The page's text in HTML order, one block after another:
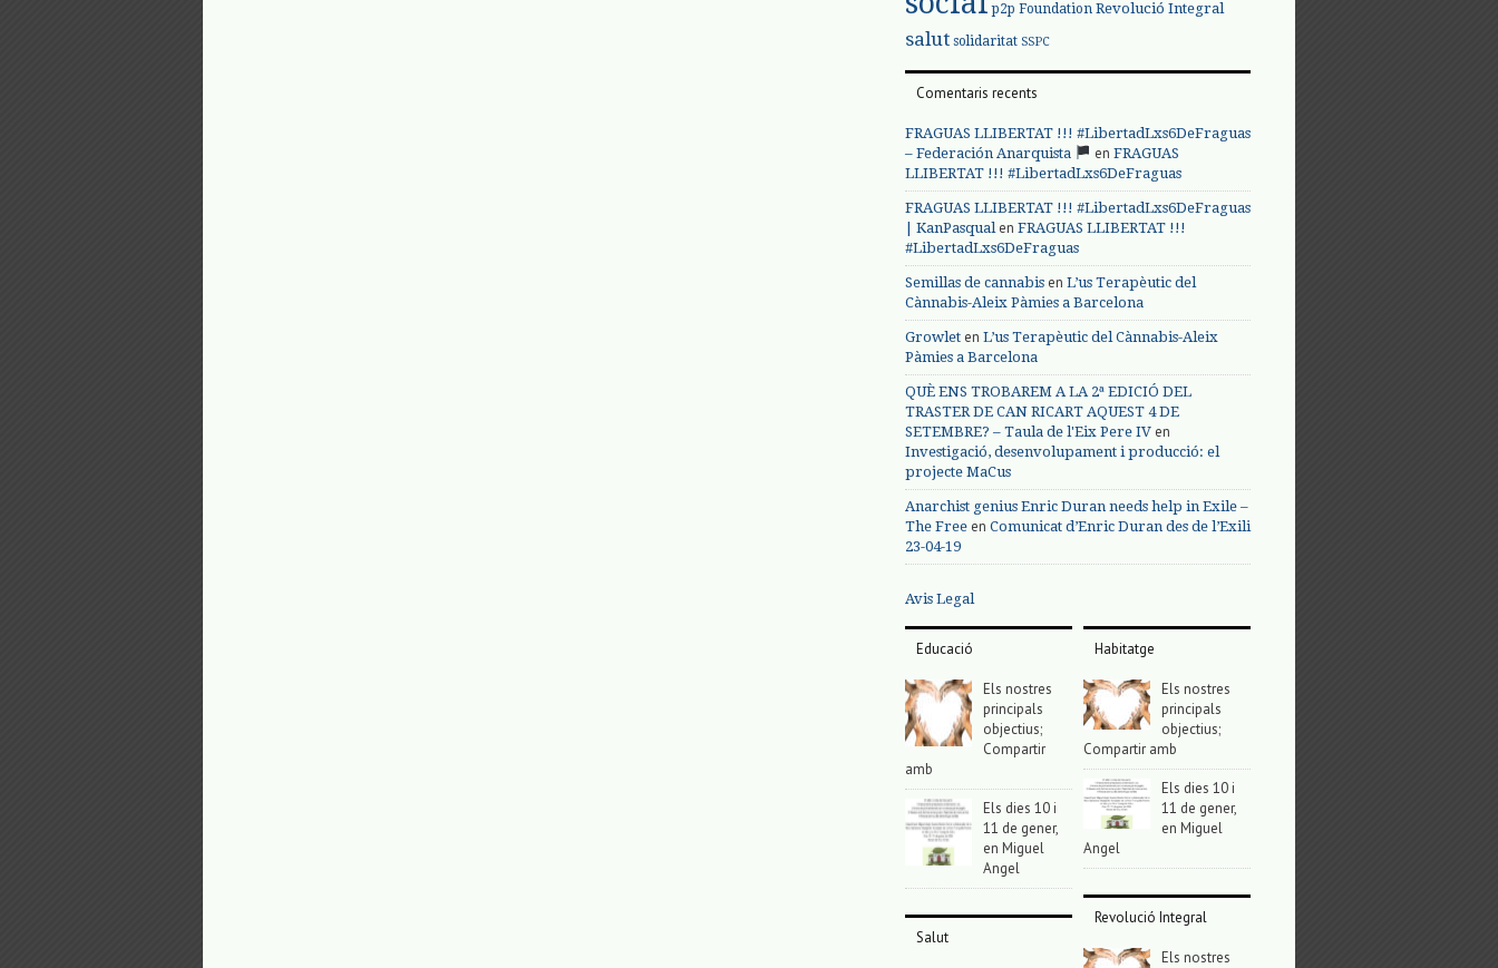
p2p Foundation Revolució Integral
salut solidaritat SSPC
Comentaris recents
FRAGUAS LLIBERTAT !!! #LibertadLxs6DeFraguas
– Federación Anarquista
en FRAGUAS
LLIBERTAT !!! #LibertadLxs6DeFraguas
FRAGUAS LLIBERTAT !!! #LibertadLxs6DeFraguas
| KanPasqualen FRAGUAS LLIBERTAT !!!
#LibertadLxs6DeFraguas
Semillas de cannabis en L’us Terapèutic del
Cànnabis-Aleix Pàmies a Barcelona
Growlet en L’us Terapèutic del Cànnabis-Aleix
Pàmies a Barcelona
QUÈ ENS TROBAREM A LA 2ª EDICIÓ DEL
TRASTER DE CAN RICART AQUEST 4 DE
SETEMBRE? – Taula de l'Eix Pere IV en
Investigació, desenvolupament i producció: el
projecte MaCus
Anarchist genius Enric Duran needs help in Exile –
The Free en Comunicat d’Enric Duran des de l’Exili
23-04-19
Avis Legal
Educació
Els nostres
principals
objectius;
Compartir
amb
Els dies 10 i
11 de gener,
en Miguel
Angel
Salut
Habitatge
Els nostres
principals
objectius;
Compartir amb
Els dies 10 i
11 de gener,
en Miguel
Angel
Revolució Integral
Els nostres